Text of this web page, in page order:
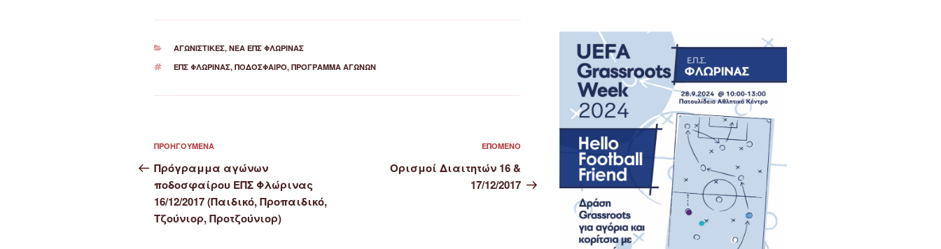
ΚΑΤΗΓΟΡΊΕΣ
ΑΓΩΝΙΣΤΙΚΈΣ, ΝΈΑ ΕΠΣ ΦΛΏΡΙΝΑΣ
ΕΤΙΚΈΤΕΣ
ΕΠΣ ΦΛΏΡΙΝΑΣ, ΠΟΔΌΣΦΑΙΡΟ, ΠΡΌΓΡΑΜΜΑ ΑΓΏΝΩΝ
Πλοήγηση
άρθρων
Προηγούμενο
άρθρο
ΠΡΟΗΓΟΎΜΕΝΑ
Πρόγραμμα αγώνων
ποδοσφαίρου ΕΠΣ Φλώρινας
16/12/2017 (Παιδικό, Προπαιδικό,
Τζούνιορ, Προτζούνιορ)
ΕΠΌΜΕΝΟ
Ορισμοί Διαιτητών 16 &
17/12/2017